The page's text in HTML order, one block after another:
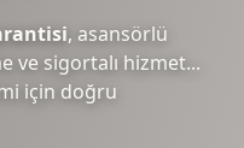
, asansörlü
ve sigortalı hizmet...
için doğru